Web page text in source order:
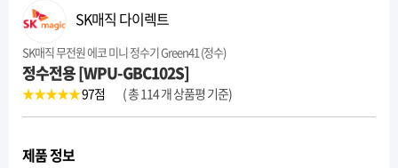
SK매직 다이렉트
SK매직 무전원 에코 미니 정수기 Green41 (정수)
정수전용 [WPU-GBC102S]
★★★★★97점 ( 총 114 개 상품평 기준)
제품 정보